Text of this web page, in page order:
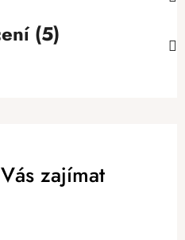
(5)
zajímat